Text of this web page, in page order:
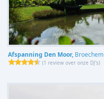
Afspanning Den Moor, Broechem
(1 review over onze DJ's)